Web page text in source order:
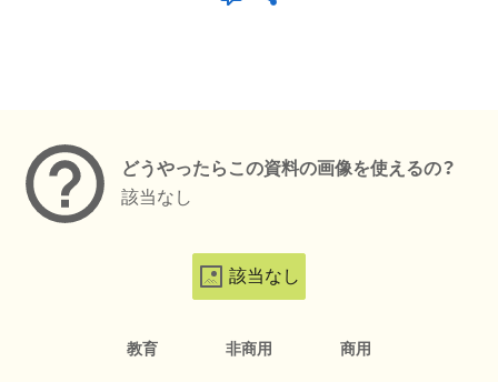
どうやったらこの資料の画像を使えるの？
該当なし
該当なし
教育 非商用 商用